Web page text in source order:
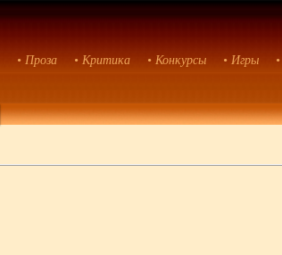
• Проза • Критика • Конкурсы • Игры